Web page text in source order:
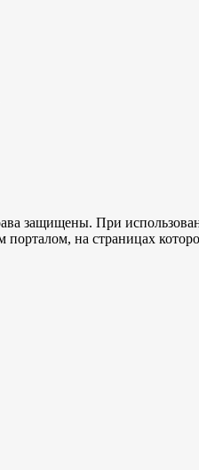
защищены. При
на страницах